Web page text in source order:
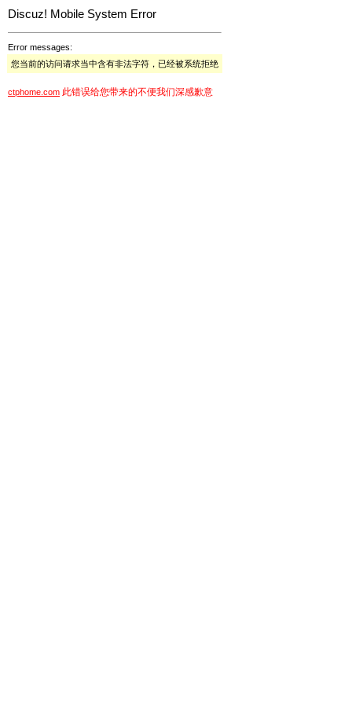
Discuz! Mobile System Error
Error messages:
您当前的访问请求当中含有非法字符，已经被系统拒绝
ctphome.com 此错误给您带来的不便我们深感歉意